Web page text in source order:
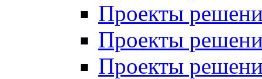
Проекты
Проекты
Проекты